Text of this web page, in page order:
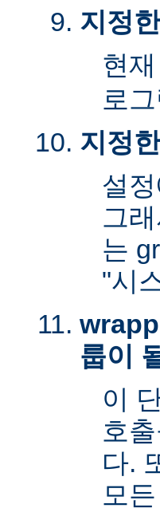
지정
현
로
지정
설
그
는
"시
룹이
이
호
다.
모